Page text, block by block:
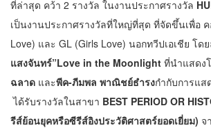
ที่ล่าสุด คว้า 2 รางวัล ในงานประกาศรางวัล
เป็นงานประกาศรางวัลที่ใหญ่ที่สุด ที่จัดขึ้นเพื่อ
Love) และ GL (Girls Love) นอกทวีปเอเชีย โด
แสงจันทร์”Love in the Moonlight ที่นำแสดง
ฉลาด และพีค-ภีมพล พาณิชย์ธำรงกำกับการแส
ได้รับรางวัลในสาขา BEST PERIOD OR
รีส์ย้อนยุคหรือซีรีส์อิงประวัติศาสตร์ยอดเยี่ยม) จ